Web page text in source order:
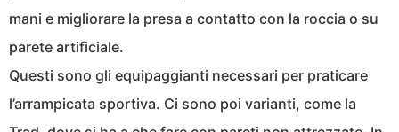
mani e migliorare la presa a contatto con la roccia o su
parete artificiale.
Questi sono gli equipaggianti necessari per praticare
l’arrampicata sportiva. Ci sono poi varianti, come la